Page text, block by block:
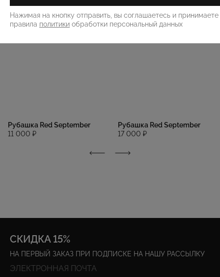
Рубашка Red September
11 000 ₽
Рубашка Red September
17 000 ₽
СКИДКА 15%
НА ПЕРВЫЙ ЗАКАЗ ПРИ ПОДПИСКЕ НА НАШУ РАССЫЛКУ
Нажимая на кнопку отправить, вы соглашаетесь и принимаете
правила политики обработки персональный данных